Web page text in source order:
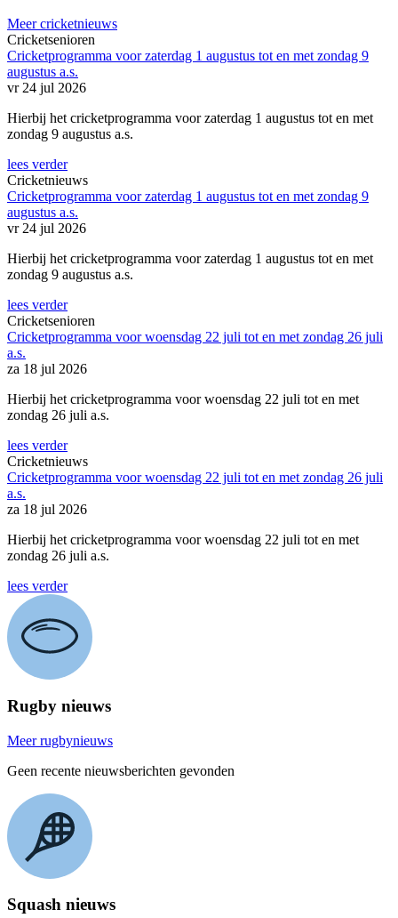
Meer cricketnieuws
Cricketsenioren
Cricketprogramma voor zaterdag 1 augustus tot en met zondag 9
augustus a.s.
vr 24 jul 2026
Hierbij het cricketprogramma voor zaterdag 1 augustus tot en met
zondag 9 augustus a.s.
lees verder
Cricketnieuws
Cricketprogramma voor zaterdag 1 augustus tot en met zondag 9
augustus a.s.
vr 24 jul 2026
Hierbij het cricketprogramma voor zaterdag 1 augustus tot en met
zondag 9 augustus a.s.
lees verder
Cricketsenioren
Cricketprogramma voor woensdag 22 juli tot en met zondag 26 juli
a.s.
za 18 jul 2026
Hierbij het cricketprogramma voor woensdag 22 juli tot en met
zondag 26 juli a.s.
lees verder
Cricketnieuws
Cricketprogramma voor woensdag 22 juli tot en met zondag 26 juli
a.s.
za 18 jul 2026
Hierbij het cricketprogramma voor woensdag 22 juli tot en met
zondag 26 juli a.s.
lees verder
Rugby nieuws
Meer rugbynieuws
Geen recente nieuwsberichten gevonden
Squash nieuws